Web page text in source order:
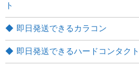
ト
即日発送できるカラコン
即日発送できるハードコンタクト